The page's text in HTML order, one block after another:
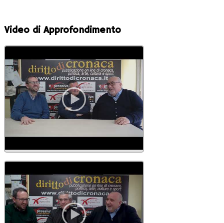
Video di Approfondimento